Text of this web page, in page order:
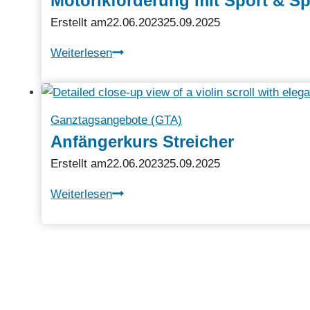
Erstellt am22.06.202325.09.2025
WeiterlesenMotorikförderung
Sport
Spiel
Ganztagsangebote (GTA)
Anfängerkurs Streicher
Erstellt am22.06.202325.09.2025
WeiterlesenAnfängerkurs